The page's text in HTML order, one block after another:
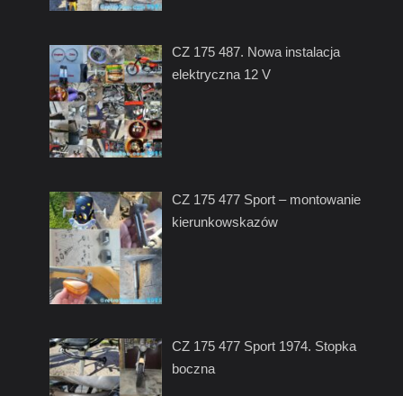
CZ 175 487. Nowa instalacja
elektryczna 12 V
CZ 175 477 Sport – montowanie
kierunkowskazów
CZ 175 477 Sport 1974. Stopka
boczna